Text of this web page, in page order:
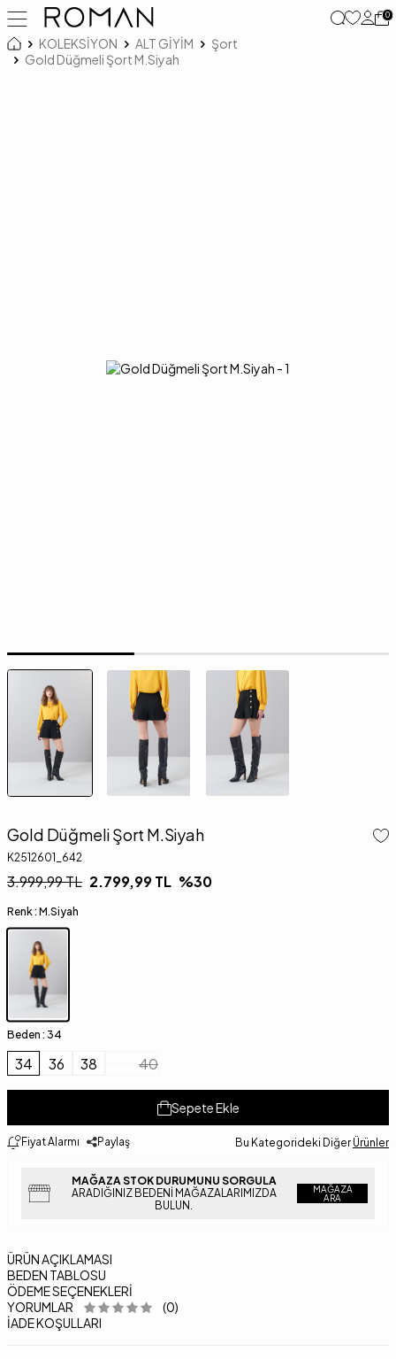
0
KOLEKSİYON ALT GİYİM
Şort
Gold Düğmeli Şort M.Siyah
Gold Düğmeli Şort M.Siyah
K2512601_642
3.999,99TL 2.799,99TL %30
Renk : M.Siyah
Beden : 34
34 36 38 40
Sepete Ekle
Fiyat Alarmı Paylaş Bu Kategorideki Diğer Ürünler
MAĞAZA STOK DURUMUNU SORGULA
ARADIĞINIZ BEDENI MAĞAZALARIMIZDA
BULUN.
MAĞAZA
ARA
ÜRÜN AÇIKLAMASI
BEDEN TABLOSU
ÖDEME SEÇENEKLERI
YORUMLAR
(0)
İADE KOŞULLARI